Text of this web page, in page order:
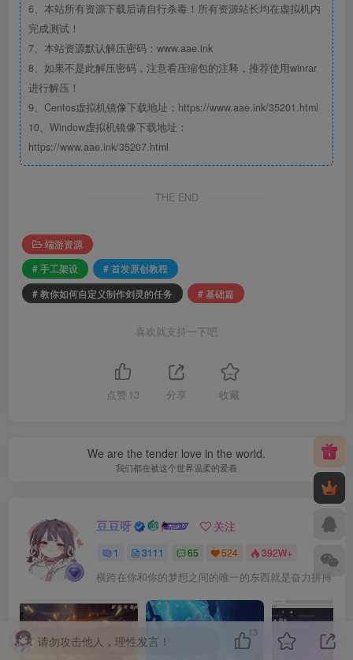
6、本站所有资源下载后请自行杀毒！所有资源站长均在虚拟机内
完成测试！
7、本站资源默认解压密码：www.aae.ink
8、如果不是此解压密码，注意看压缩包的注释，推荐使用winrar
进行解压！
9、Centos虚拟机镜像下载地址：https://www.aae.ink/35201.html
10、Window虚拟机镜像下载地址：
https://www.aae.ink/35207.html
THE END
端游资源
# 手工架设
# 首发原创教程
# 教你如何自定义制作剑灵的任务
# 基础篇
喜欢就支持一下吧
点赞 13 分享 收藏
We are the tender love in the world.
我们都在被这个世界温柔的爱着
豆豆呀 关注
1 3111 65 524 392W+
横跨在你和你的梦想之间的唯一的东西就是奋力拼搏
请勿攻击他人，理性发言！
13